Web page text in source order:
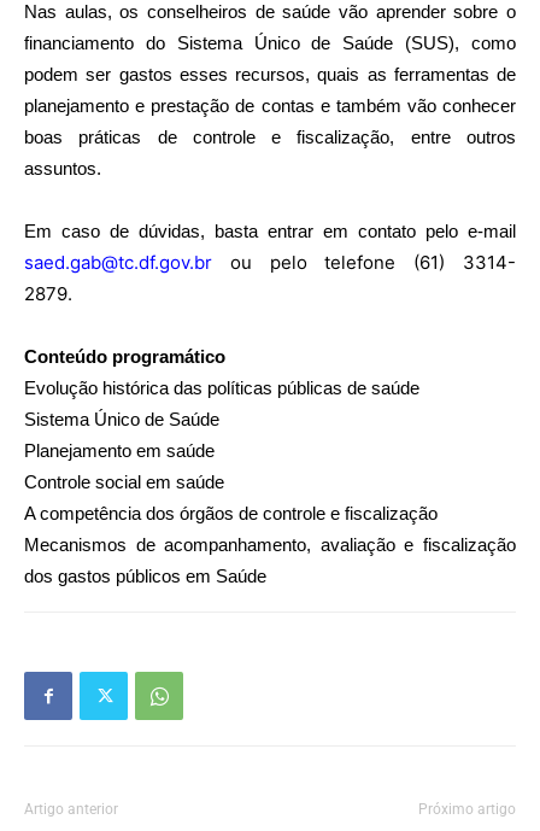
Nas aulas, os conselheiros de saúde vão aprender sobre o
financiamento do Sistema Único de Saúde (SUS), como
podem ser gastos esses recursos, quais as ferramentas de
planejamento e prestação de contas e também vão conhecer
boas práticas de controle e fiscalização, entre outros
assuntos.
Em caso de dúvidas, basta entrar em contato pelo e-mail
saed.gab@tc.df.gov.br ou pelo telefone (61) 3314-
2879.
Conteúdo programático
Evolução histórica das políticas públicas de saúde
Sistema Único de Saúde
Planejamento em saúde
Controle social em saúde
A competência dos órgãos de controle e fiscalização
Mecanismos de acompanhamento, avaliação e fiscalização
dos gastos públicos em Saúde
Artigo anterior Próximo artigo